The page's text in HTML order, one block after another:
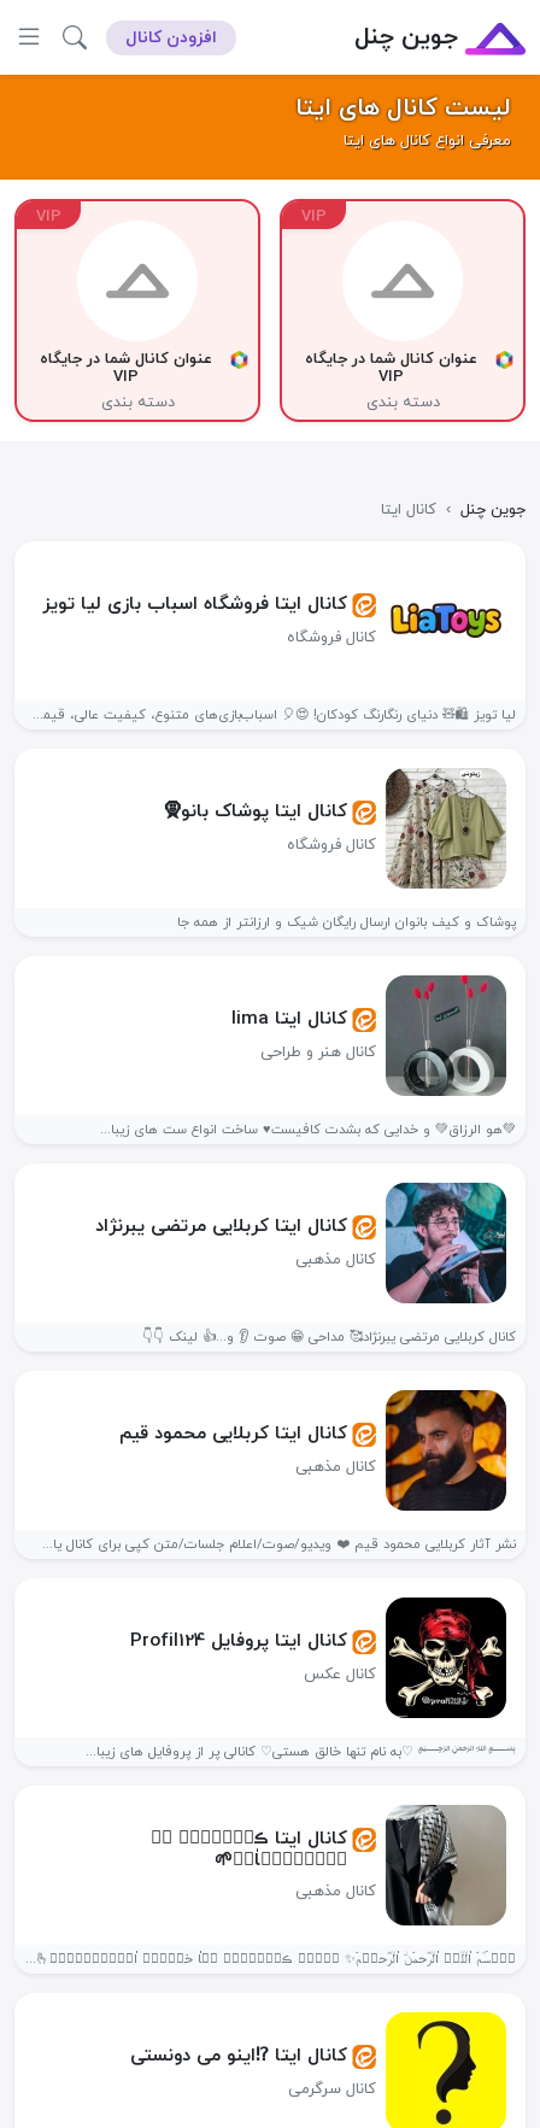
جوین چنل افزودن کانال
لیست کانال های ایتا
معرفی انواع کانال های ایتا
VIP
عنوان کانال شما در جایگاه
VIP
دسته بندی
VIP
عنوان کانال شما در جایگاه
VIP
دسته بندی
جوین چنل › کانال ایتا
کانال ایتا فروشگاه اسباب بازی لیا تویز
کانال فروشگاه
لیا تویز 🛍️🧸 دنیای رنگارنگ کودکان! 😍🎈 اسباب‌بازی‌های متنوع، کیفیت عالی، قیمت...
کانال ایتا پوشاک بانو🧕
کانال فروشگاه
پوشاک و کیف بانوان ارسال رایگان شیک و ارزانتر از همه جا
کانال ایتا lima
کانال هنر و طراحی
💚هو الرزاق💚 و خدایی که بشدت کافیست♥ ساخت انواع ست های زیبا...
کانال ایتا کربلایی مرتضی یبرنژاد
کانال مذهبی
کانال کربلایی مرتضی یبرنژاد🥰 مداحی 😁 صوت 👂 و...👍 لینک 👇👇
کانال ایتا کربلایی محمود قیم
کانال مذهبی
نشر آثار کربلایی محمود قیم ❤️ ویدیو/صوت/اعلام جلسات/متن کپی برای کانال یا...
کانال ایتا پروفایل Profil124
کانال عکس
﷽ ♡به نام تنها خالق هستی♡ کانالی پر از پروفایل های زیبا...
کانال ایتا ڪلۙب࣪ٙه࣬ ݺ࣮
مۘوࣳمۘنۨاٰنۨ🌱
کانال مذهبی
ب࣪ٙسۜمۘ اٰلۙلۙه࣬ اٰلۙرؓحمۘنۨ اٰلۙرؓحݺ࣮مۘ✨ ب࣪ٙه࣬ ڪلۙب࣪ٙه࣬ مۘاٰ خوࣳشۜ࣫ اٰوࣳمۘدࣸݺ࣮دࣸ🫰🏼 تٙ࣫وࣳ دࣸعٔوࣳتٙ࣫ شۜ࣫دࣸه࣬...
کانال ایتا ⁉️اینو می دونستی
کانال سرگرمی